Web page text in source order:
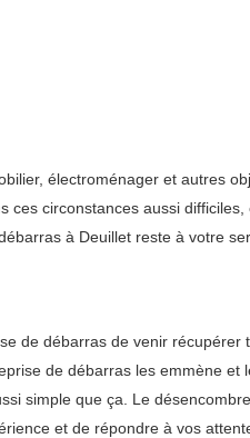
électroménager et autres
ces circonstances aussi
à Deuillet reste à votre
débarras de venir
de débarras les emmène
simple que ça. Le
et de répondre à vos